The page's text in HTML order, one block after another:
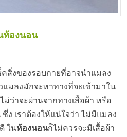
ห้องนอน
สิ่งของรอบกายที่อาจนำแมลง
มลงมักจะหาทางที่จะเข้ามาใน
ม่ว่าจะผ่านจากทางเสื้อผ้า หรือ
ง เราต้องให้แน่ใจว่า ไม่มีแมลง
ในห้องนอนก็ไม่ควรจะมีเสื้อผ้า